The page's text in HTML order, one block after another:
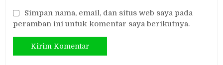
Simpan nama, email, dan situs web saya pada
peramban ini untuk komentar saya berikutnya.